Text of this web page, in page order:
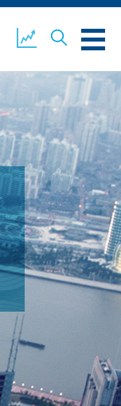
公司新聞
聯絡我們